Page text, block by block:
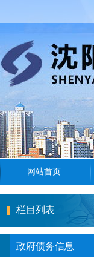
栏目列表
政府债务信息